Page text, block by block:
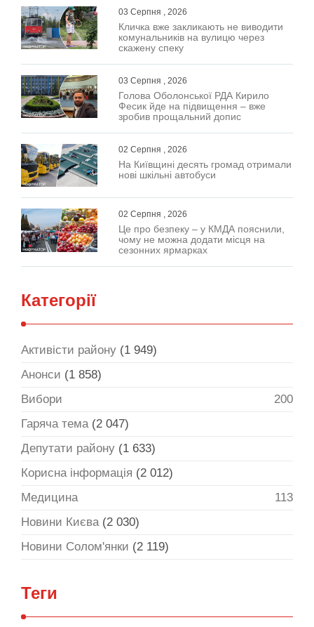
03 Серпня , 2026
Кличка вже закликають не виводити
комунальників на вулицю через
скажену спеку
03 Серпня , 2026
Голова Оболонської РДА Кирило
Фесик йде на підвищення – вже
зробив прощальний допис
02 Серпня , 2026
На Київщині десять громад отримали
нові шкільні автобуси
02 Серпня , 2026
Це про безпеку – у КМДА пояснили,
чому не можна додати місця на
сезонних ярмарках
Категорії
Активісти району (1 949)
Анонси (1 858)
Вибори
200
Гаряча тема(2 047)
Депутати району (1 633)
Корисна інформація (2 012)
Медицина
113
Новини Києва(2 030)
Новини Солом'янки (2 119)
Теги